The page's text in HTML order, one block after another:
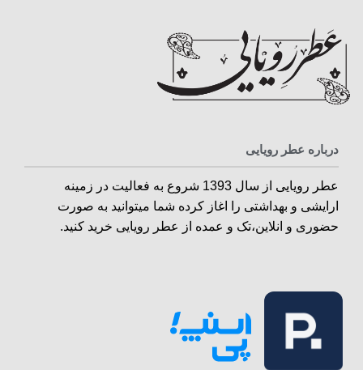
درباره عطر رویایی
عطر رویایی از سال 1393 شروع به فعالیت در زمینه
ارایشی و بهداشتی را اغاز کرده شما میتوانید به صورت
حضوری و انلاین،تک و عمده از عطر رویایی خرید کنید.